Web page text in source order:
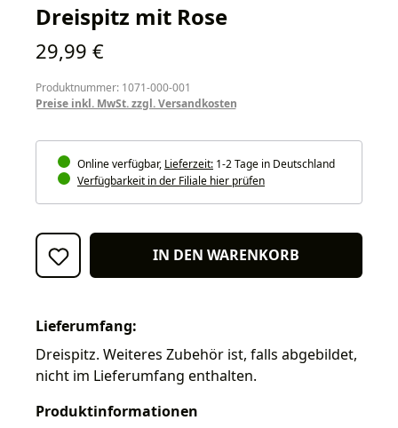
Dreispitz mit Rose
Regulärer Preis:
29,99 €
Produktnummer: 1071-000-001
Preise inkl. MwSt. zzgl. Versandkosten
Online verfügbar, Lieferzeit: 1-2 Tage in Deutschland
Verfügbarkeit in der Filiale hier prüfen
IN DEN WARENKORB
Lieferumfang:
Dreispitz. Weiteres Zubehör ist, falls abgebildet,
nicht im Lieferumfang enthalten.
Produktinformationen